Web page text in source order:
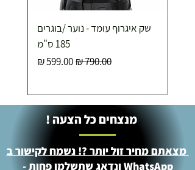
שק איגרוף עומד - נוער /בוגרים
185 ס"מ
מחיר רגילמחיר מבצע
מנצחים כל הצעה !
מצאתם מחיר זול יותר ?! נשמח לקישור ב
WhatsApp ונדאג שתשלמו פחות -